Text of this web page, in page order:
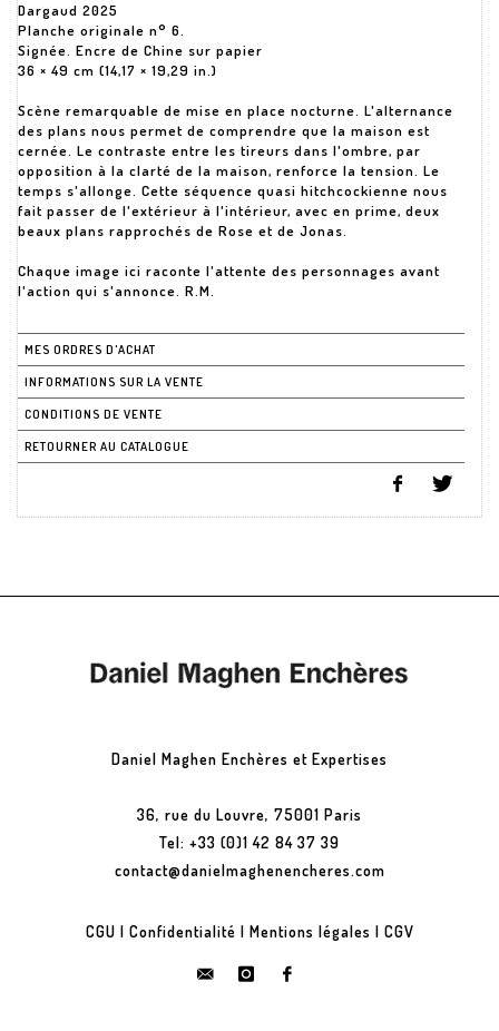
Dargaud 2025
Planche originale n° 6.
Signée. Encre de Chine sur papier
36 × 49 cm (14,17 × 19,29 in.)
Scène remarquable de mise en place nocturne. L'alternance
des plans nous permet de comprendre que la maison est
cernée. Le contraste entre les tireurs dans l'ombre, par
opposition à la clarté de la maison, renforce la tension. Le
temps s'allonge. Cette séquence quasi hitchcockienne nous
fait passer de l'extérieur à l'intérieur, avec en prime, deux
beaux plans rapprochés de Rose et de Jonas.
Chaque image ici raconte l'attente des personnages avant
l'action qui s'annonce. R.M.
MES ORDRES D'ACHAT
INFORMATIONS SUR LA VENTE
CONDITIONS DE VENTE
RETOURNER AU CATALOGUE
Daniel Maghen Enchères et Expertises
36, rue du Louvre, 75001 Paris
Tel: +33 (0)1 42 84 37 39
contact@danielmaghenencheres.com
CGU | Confidentialité | Mentions légales | CGV